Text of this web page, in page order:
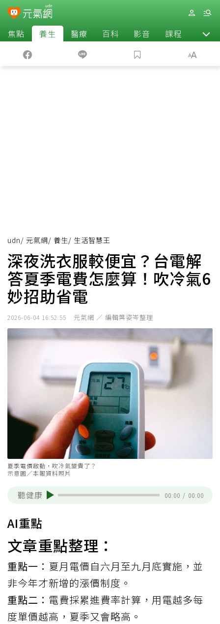
焦點 養生 醫療 百科 影音 課程 退休
udn/ 元氣網/ 養生/ 生活智慧王
深夜洗衣服較便宜？台電解
答夏季電費怎麼算！吹冷氣6
妙招助省電
2026-06-04 16:52:55 元氣網 ／ 編輯葉姿岑整理
夏季電價啟動，吹冷氣變貴了？
示意圖／本報資料照片
聽健康 00:00 / 00:00
AI重點
文章重點整理：
重點一： 夏月電價自六月至九月底實施，並
非今年才新增的漲價制度。
重點二： 電費採累進費率計算，用電越多每
度單價越高，夏季又會略高。